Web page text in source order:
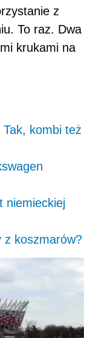
z
To raz. Dwa
krukami na
kombi też
niemieckiej
z koszmarów?